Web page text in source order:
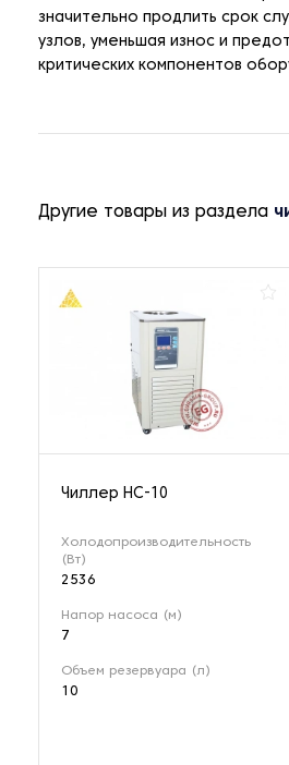
значительно продлить срок
узлов, уменьшая износ и
критических компонентов
Другие товары из раздела
Чиллер HC-10
Холодопроизводительность
(Вт)
2536
Напор насоса (м)
7
Объем резервуара (л)
10